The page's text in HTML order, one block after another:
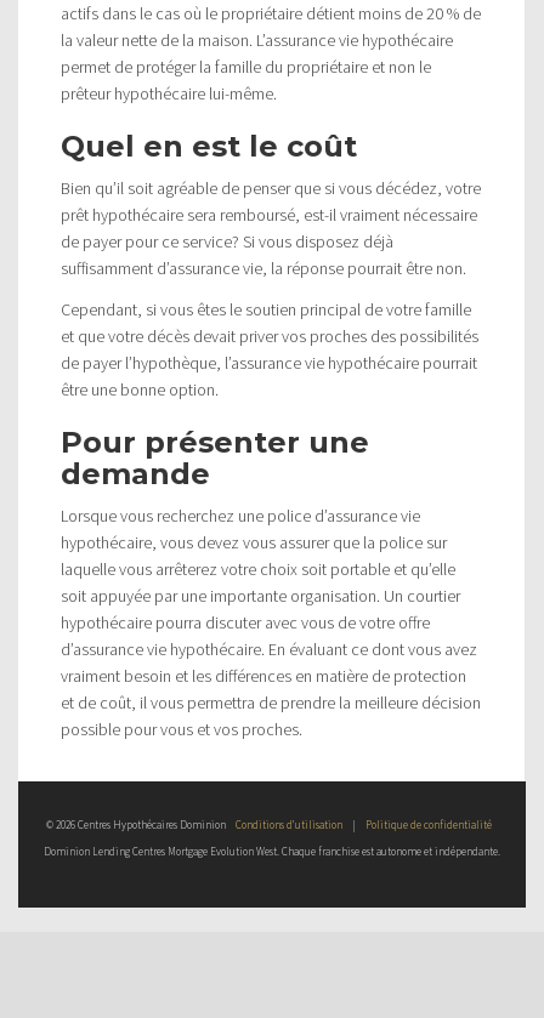
actifs dans le cas où le propriétaire détient moins de 20 % de
la valeur nette de la maison. L’assurance vie hypothécaire
permet de protéger la famille du propriétaire et non le
prêteur hypothécaire lui-même.
Quel en est le coût
Bien qu’il soit agréable de penser que si vous décédez, votre
prêt hypothécaire sera remboursé, est-il vraiment nécessaire
de payer pour ce service? Si vous disposez déjà
suffisamment d’assurance vie, la réponse pourrait être non.
Cependant, si vous êtes le soutien principal de votre famille
et que votre décès devait priver vos proches des possibilités
de payer l’hypothèque, l’assurance vie hypothécaire pourrait
être une bonne option.
Pour présenter une
demande
Lorsque vous recherchez une police d’assurance vie
hypothécaire, vous devez vous assurer que la police sur
laquelle vous arrêterez votre choix soit portable et qu’elle
soit appuyée par une importante organisation. Un courtier
hypothécaire pourra discuter avec vous de votre offre
d’assurance vie hypothécaire. En évaluant ce dont vous avez
vraiment besoin et les différences en matière de protection
et de coût, il vous permettra de prendre la meilleure décision
possible pour vous et vos proches.
© 2026 Centres Hypothécaires Dominion Conditions d’utilisation |
Politique de confidentialité
Dominion Lending Centres Mortgage Evolution West. Chaque franchise est autonome et indépendante.